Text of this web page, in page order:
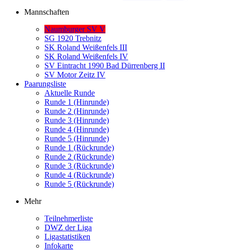
Mannschaften
Naumburger SV V
SG 1920 Trebnitz
SK Roland Weißenfels III
SK Roland Weißenfels IV
SV Eintracht 1990 Bad Dürrenberg II
SV Motor Zeitz IV
Paarungsliste
Aktuelle Runde
Runde 1 (Hinrunde)
Runde 2 (Hinrunde)
Runde 3 (Hinrunde)
Runde 4 (Hinrunde)
Runde 5 (Hinrunde)
Runde 1 (Rückrunde)
Runde 2 (Rückrunde)
Runde 3 (Rückrunde)
Runde 4 (Rückrunde)
Runde 5 (Rückrunde)
Mehr
Teilnehmerliste
DWZ der Liga
Ligastatistiken
Infokarte